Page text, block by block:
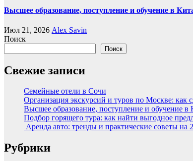
Высшее образование, поступление и обучение в
Июл 21, 2026 Alex Savin
Поиск
Поиск
Свежие записи
Семейные отели в Сочи
Организация экскурсий и туров по Москве: как
Высшее образование, поступление и обучение в
Подбор горящего тура: как найти выгодное
Аренда авто: тренды и практические советы на
Рубрики